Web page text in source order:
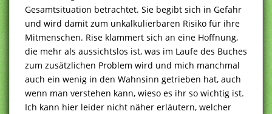
Gesamtsituation betrachtet. Sie begibt sich in Gefahr
und wird damit zum unkalkulierbaren Risiko für ihre
Mitmenschen. Rise klammert sich an eine Hoffnung,
die mehr als aussichtslos ist, was im Laufe des Buches
zum zusätzlichen Problem wird und mich manchmal
auch ein wenig in den Wahnsinn getrieben hat, auch
wenn man verstehen kann, wieso es ihr so wichtig ist.
Ich kann hier leider nicht näher erläutern, welcher